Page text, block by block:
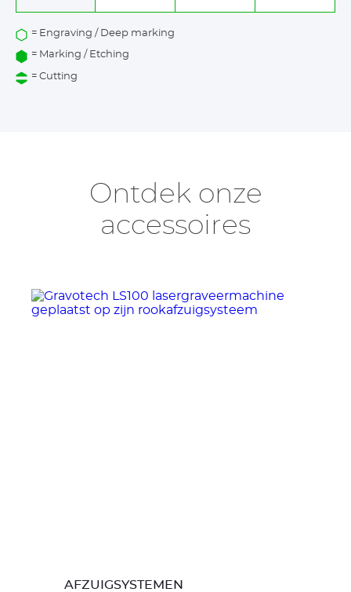
= Engraving / Deep marking
= Marking / Etching
= Cutting
Ontdek onze
accessoires
AFZUIGSYSTEMEN